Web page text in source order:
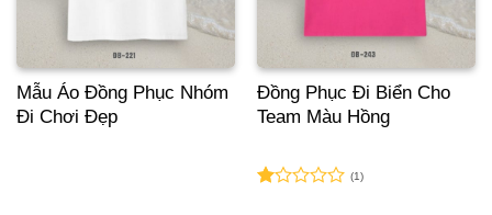
Đồng Phục Đi Biển Cho
Team Màu Hồng
(1)
Mẫu Áo Đồng Phục Nhóm
Đi Chơi Đẹp